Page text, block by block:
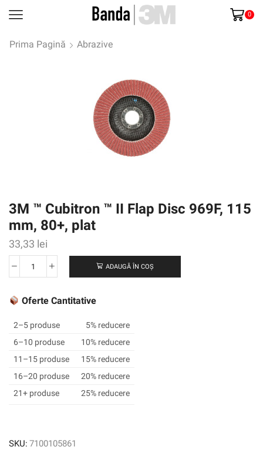
0
Prima Pagină Abrazive
3M ™ Cubitron ™ II Flap Disc 969F, 115
mm, 80+, plat
33,33 lei
Cantitate
™
™
Flap
Disc
969F,
115
ADAUGĂ ÎN COȘ
Oferte Cantitative
2–5 produse
5% reducere
6–10 produse
10% reducere
11–15 produse
15% reducere
16–20 produse
20% reducere
21+ produse
25% reducere
SKU: 7100105861